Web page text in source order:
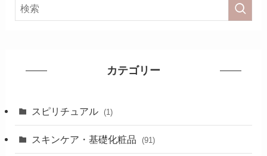
カテゴリー
スピリチュアル (1)
スキンケア・基礎化粧品 (91)